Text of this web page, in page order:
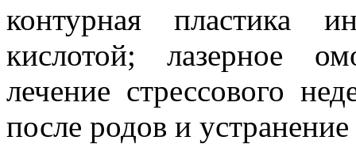
контурная пластика
кислотой; лазерное
лечение стрессового
после родов и